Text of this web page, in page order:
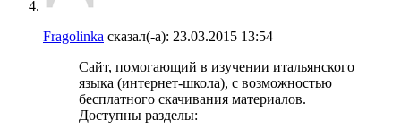
Fragolinka сказал(-а): 23.03.2015 13:54
Сайт, помогающий в изучении итальянского
языка (интернет-школа), с возможностью
бесплатного скачивания материалов.
Доступны разделы: